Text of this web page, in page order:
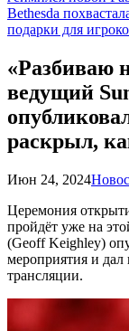
Bethesda
подарки для
«Разбиваю
ведущий
раскрыл,
Июн 24, 2024
Церемония
пройдёт уже на
(Geoff Keighley)
мероприятия и дал
трансляции.